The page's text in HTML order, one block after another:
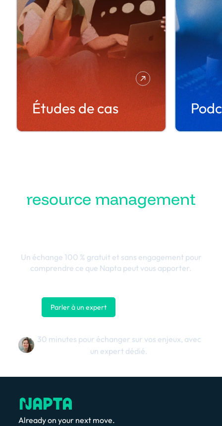
Études de cas
resource management
Un échange 100 % gratuit et sans engagement pour
comprendre ce que Napta peut vous apporter.
Parler à un expert
30 minutes pour échanger sur vos enjeux, avec
un expert dédié.
Already on your next move.